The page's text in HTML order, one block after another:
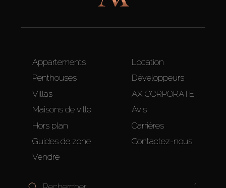
Appartements
Penthouses
Villas
Maisons de ville
Hors plan
Guides de zone
Vendre
Location
Développeurs
AX CORPORATE
Avis
Carrières
Contactez-nous